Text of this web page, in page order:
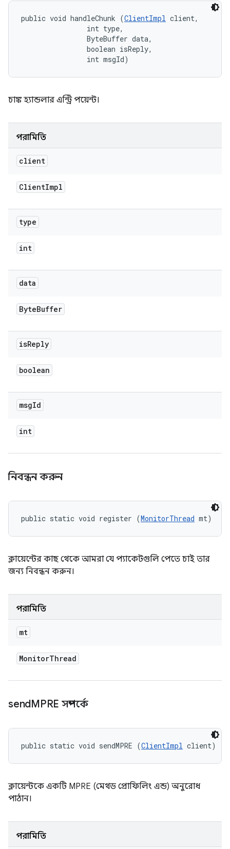
public void handleChunk (ClientImpl client,
                int type,
                ByteBuffer data,
                boolean isReply,
                int msgId)
চাঙ্ক হ্যান্ডলার এন্ট্রি পয়েন্ট।
পরামিতি
client
ClientImpl
type
int
data
ByteBuffer
isReply
boolean
msgId
int
নিবন্ধন করুন
public static void register (MonitorThread mt)
ক্লায়েন্টের কাছ থেকে আমরা যে প্যাকেটগুলি পেতে চাই তার
জন্য নিবন্ধন করুন।
পরামিতি
mt
MonitorThread
sendMPRE সম্পর্কে
public static void sendMPRE (ClientImpl client)
ক্লায়েন্টকে একটি MPRE (মেথড প্রোফিলিং এন্ড) অনুরোধ
পাঠান।
পরামিতি